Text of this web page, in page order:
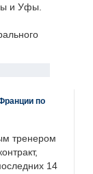
и Уфы.
по
тренером
14